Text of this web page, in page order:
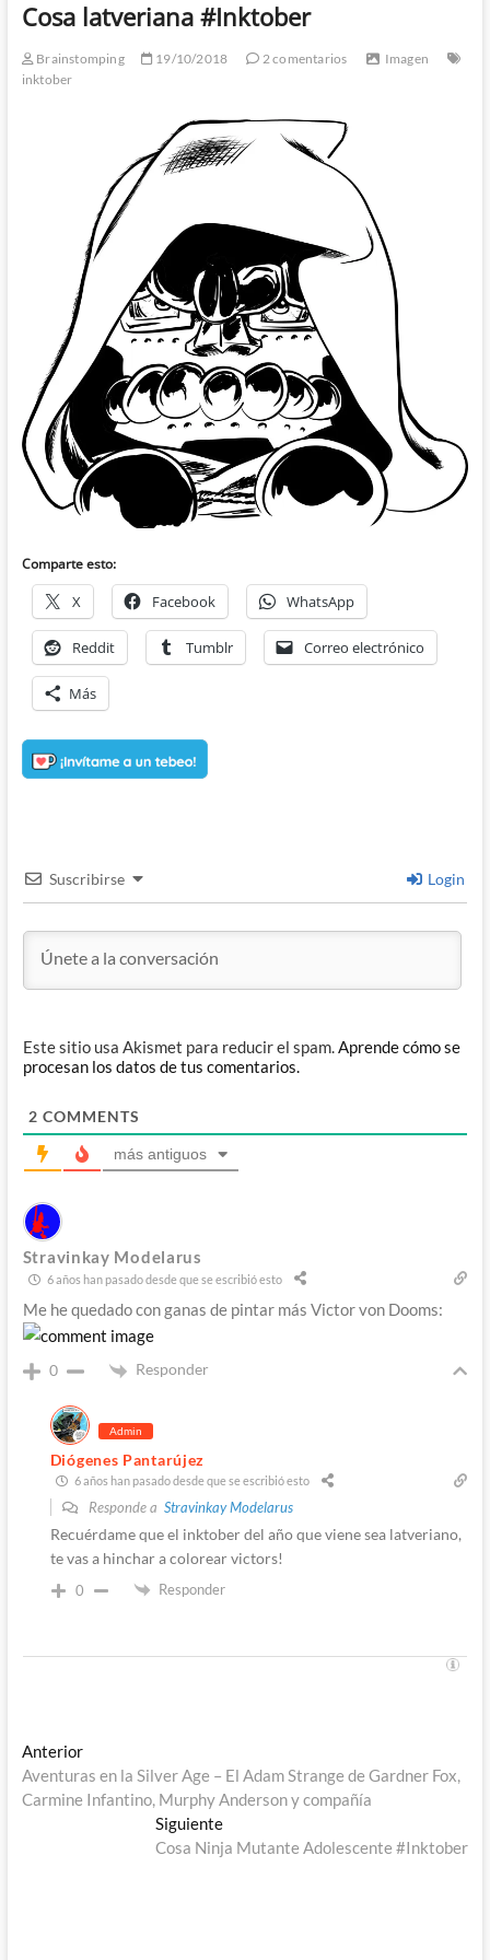
Cosa latveriana #Inktober
Brainstomping 19/10/2018 2 comentarios
Imagen
inktober
Comparte esto:
X Facebook WhatsApp
Reddit Tumblr Correo electrónico
Más
Suscribirse Login
Este sitio usa Akismet para reducir el spam.Aprende cómo se
procesan los datos de tus comentarios.
2 COMMENTS
más antiguos
Stravinkay Modelarus
6 años han pasado desde que se escribió esto
Me he quedado con ganas de pintar más Victor von Dooms:
0 Responder
Admin
Diógenes Pantarújez
6 años han pasado desde que se escribió esto
Responde a Stravinkay Modelarus
Recuérdame que el inktober del año que viene sea latveriano,
te vas a hinchar a colorear victors!
0 Responder
Navegación
de
AnteriorEntrada
anterior:
Aventuras en la Silver Age – El Adam Strange de Gardner Fox,
Carmine Infantino, Murphy Anderson y compañía
SiguienteEntrada
siguiente:
Cosa Ninja Mutante Adolescente #Inktober